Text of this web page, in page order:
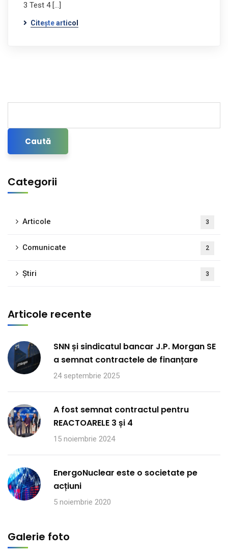
3 Test 4 […]
Citește articol
Caută
Categorii
Articole 3
Comunicate 2
Știri 3
Articole recente
SNN și sindicatul bancar J.P. Morgan SE
a semnat contractele de finanțare
24 septembrie 2025
A fost semnat contractul pentru
REACTOARELE 3 și 4
15 noiembrie 2024
EnergoNuclear este o societate pe
acțiuni
5 noiembrie 2020
Galerie foto